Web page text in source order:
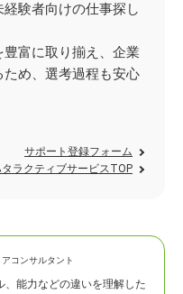
験者向けの仕事探し
富に取り揃え、企業
め、選考過程も安心
サポート登録フォーム
ラクティブサービスTOP
アコンサルタント
、能力などの違いを理解した